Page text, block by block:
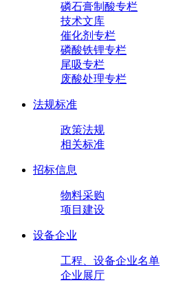
磷石膏制酸专栏
技术文库
催化剂专栏
磷酸铁锂专栏
尾吸专栏
废酸处理专栏
法规标准
政策法规
相关标准
招标信息
物料采购
项目建设
设备企业
工程、设备企业名单
企业展厅